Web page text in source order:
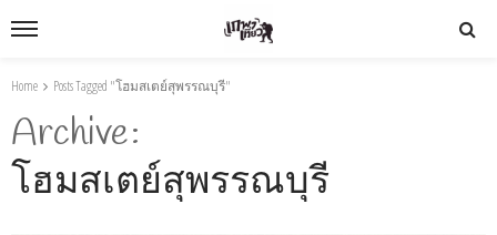
Home Posts Tagged "โฮมสเตย์สุพรรณบุรี"
Archive
โฮมสเตย์สุพรรณบุรี